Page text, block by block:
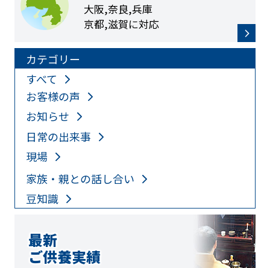
大阪,奈良,兵庫
京都,滋賀に対応
カテゴリー
すべて
お客様の声
お知らせ
日常の出来事
現場
家族・親との話し合い
豆知識
最新
ご供養実績